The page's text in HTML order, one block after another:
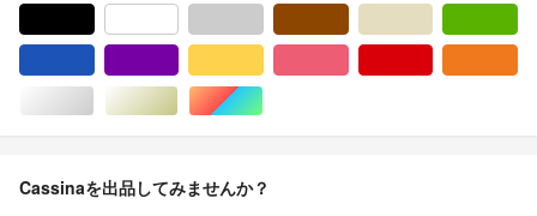
シルバー/銀色系ゴールド/金色系マルチカラー
Cassinaを出品してみませんか？